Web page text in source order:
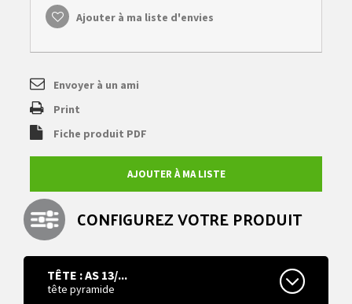
Ajouter à ma liste d'envies
Envoyer à un ami
Print
Fiche produit PDF
AJOUTER À MA LISTE
CONFIGUREZ VOTRE PRODUIT
TÊTE : AS 13/...
tête pyramide